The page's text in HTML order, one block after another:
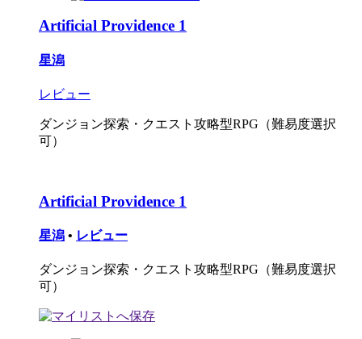
Artificial Providence 1
星潟
レビュー
ダンジョン探索・クエスト攻略型RPG（難易度選択
可）
Artificial Providence 1
星潟 • レビュー
ダンジョン探索・クエスト攻略型RPG（難易度選択
可）